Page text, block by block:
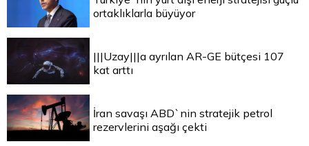
ortaklıklarla büyüyor
|||Uzay|||a ayrılan AR-GE bütçesi 107
kat arttı
İran savaşı ABD`nin stratejik petrol
rezervlerini aşağı çekti